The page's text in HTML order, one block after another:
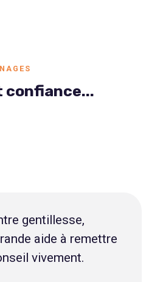
confiance...
gentillesse,
aide à remettre
vivement.